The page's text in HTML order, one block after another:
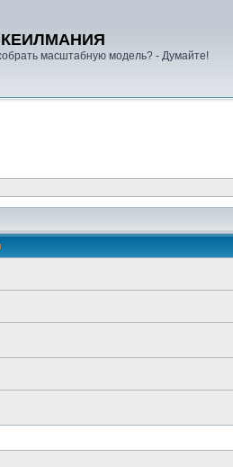
масштабную модель? - Думайте!